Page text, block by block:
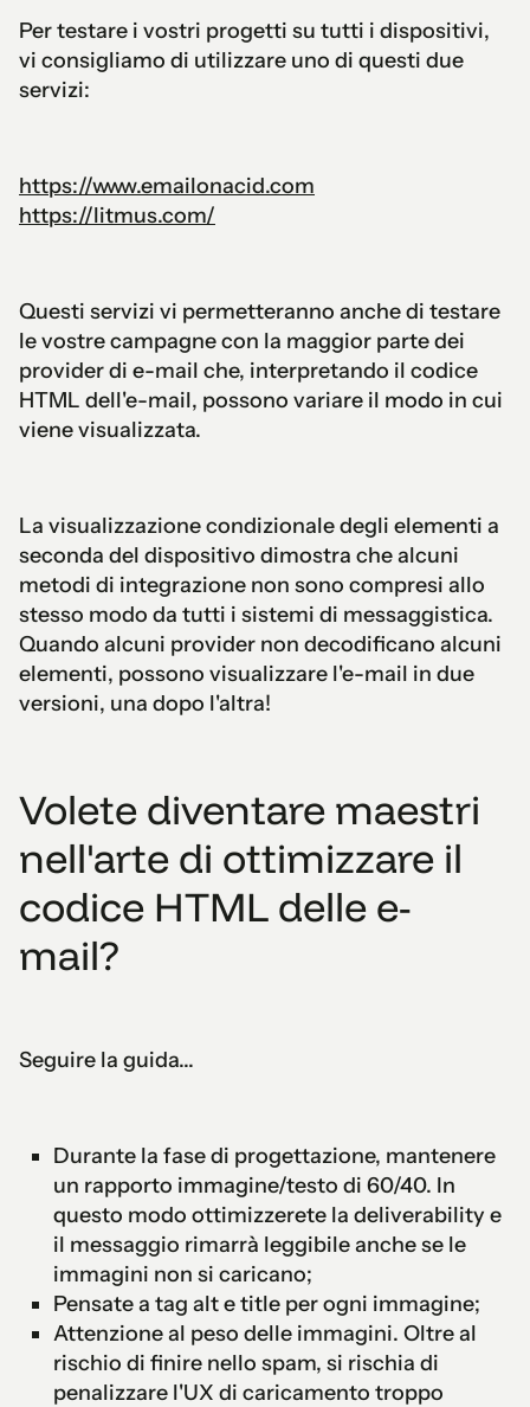
Per testare i vostri progetti su tutti i dispositivi,
vi consigliamo di utilizzare uno di questi due
servizi:
https://www.emailonacid.com
https://litmus.com/
Questi servizi vi permetteranno anche di testare
le vostre campagne con la maggior parte dei
provider di e-mail che, interpretando il codice
HTML dell'e-mail, possono variare il modo in cui
viene visualizzata.
La visualizzazione condizionale degli elementi a
seconda del dispositivo dimostra che alcuni
metodi di integrazione non sono compresi allo
stesso modo da tutti i sistemi di messaggistica.
Quando alcuni provider non decodificano alcuni
elementi, possono visualizzare l'e-mail in due
versioni, una dopo l'altra!
Volete diventare maestri
nell'arte di ottimizzare il
codice HTML delle e-
mail?
Seguire la guida...
Durante la fase di progettazione, mantenere
un rapporto immagine/testo di 60/40. In
questo modo ottimizzerete la deliverability e
il messaggio rimarrà leggibile anche se le
immagini non si caricano;
Pensate a tag alt e title per ogni immagine;
Attenzione al peso delle immagini. Oltre al
rischio di finire nello spam, si rischia di
penalizzare l'UX di caricamento troppo